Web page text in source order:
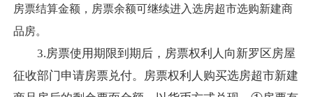
房票结算金额，房票余额可继续进入选房超市选购新建商
品房。
3.房票使用期限到期后，房票权利人向新罗区房屋
征收部门申请房票兑付。
房票权利人购买选房超市新建